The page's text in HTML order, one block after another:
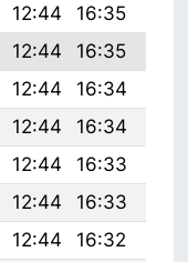
12:44 16:35
12:44 16:35
12:44 16:34
12:44 16:34
12:44 16:33
12:44 16:33
12:44 16:32